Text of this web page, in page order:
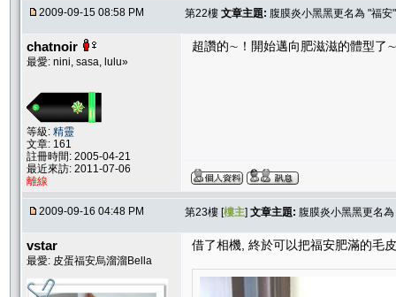
2009-09-15 08:58 PM 第22樓 文章主題: 腹膜炎小黑黑更名為 "福
chatnoir
最愛: nini, sasa, lulu»
等級: 精靈
文章: 161
註冊時間: 2005-04-21
最近來訪: 2011-07-06
離線
超讚的∼！開始邁向肥滋滋的體型了
2009-09-16 04:48 PM 第23樓 [樓主] 文章主題: 腹膜炎小黑黑更名
vstar
最愛: 皮蛋福安烏溜溜Bella
借了相機, 終於可以把福安肥滿的毛